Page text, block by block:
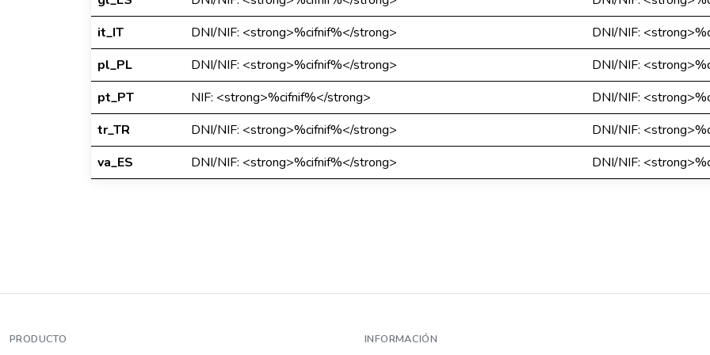
it_IT
DNI/NIF: <strong>%cifnif%</strong>
DNI/NIF:
pl_PL
DNI/NIF: <strong>%cifnif%</strong>
DNI/NIF:
pt_PT
NIF: <strong>%cifnif%</strong>
DNI/NIF:
tr_TR
DNI/NIF: <strong>%cifnif%</strong>
DNI/NIF:
va_ES
DNI/NIF: <strong>%cifnif%</strong> DNI/NIF:
PRODUCTO INFORMACIÓN